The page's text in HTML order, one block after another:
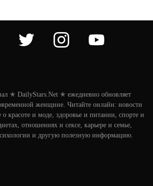
twitter instagram
✭ DailyStars.Net ✭ ежедневно обновляет
женщине. Читайте онлайн: новости
о красоте и моде, здоровье и питании, спорте и
отношениях и сексе, карьере и семье,
и другую полезную информацию.